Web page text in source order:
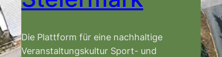
Die Plattform für eine nachhaltige
Veranstaltungskultur Sport- und